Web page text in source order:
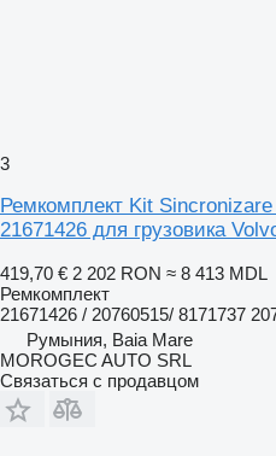
3
Ремкомплект Kit
21671426 для грузовика
419,70 € 2 202 RON ≈ 8 413 MDL
Ремкомплект
21671426 / 20760515/ 8171737
Румыния, Baia Mare
MOROGEC AUTO SRL
Связаться с продавцом